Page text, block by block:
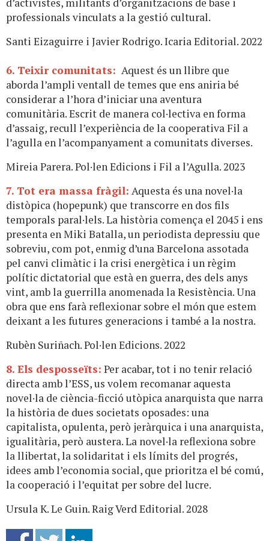
d’activistes, militants d’organitzacions de base i
professionals vinculats a la gestió cultural.
Santi Eizaguirre i Javier Rodrigo. Icaria Editorial. 2022
6. Teixir comunitats: Aquest és un llibre que
aborda l’ampli ventall de temes que ens aniria bé
considerar a l’hora d’iniciar una aventura
comunitària. Escrit de manera col·lectiva en forma
d’assaig, recull l’experiència de la cooperativa Fil a
l’agulla en l’acompanyament a comunitats diverses.
Mireia Parera. Pol·len Edicions i Fil a l’Agulla. 2023
7. Tot era massa fràgil: Aquesta és una novel·la
distòpica (hopepunk) que transcorre en dos fils
temporals paral·lels. La història comença el 2045 i ens
presenta en Miki Batalla, un periodista depressiu que
sobreviu, com pot, enmig d’una Barcelona assotada
pel canvi climàtic i la crisi energètica i un règim
polític dictatorial que està en guerra, des dels anys
vint, amb la guerrilla anomenada la Resistència. Una
obra que ens farà reflexionar sobre el món que estem
deixant a les futures generacions i també a la nostra.
Rubèn Suriñach. Pol·len Edicions. 2022
8. Els desposseïts: Per acabar, tot i no tenir relació
directa amb l’ESS, us volem recomanar aquesta
novel·la de ciència-ficció utòpica anarquista que narra
la història de dues societats oposades: una
capitalista, opulenta, però jeràrquica i una anarquista,
igualitària, però austera. La novel·la reflexiona sobre
la llibertat, la solidaritat i els límits del progrés,
idees amb l’economia social, que prioritza el bé comú,
la cooperació i l’equitat per sobre del lucre.
Ursula K. Le Guin. Raig Verd Editorial. 2028